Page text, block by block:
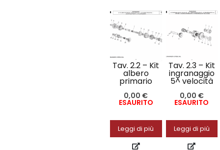
Tav. 2.2 – Kit
albero
primario
0,00 €
ESAURITO
Leggi di più
Tav. 2.3 – Kit
ingranaggio
5^ velocità
0,00 €
ESAURITO
Leggi di più